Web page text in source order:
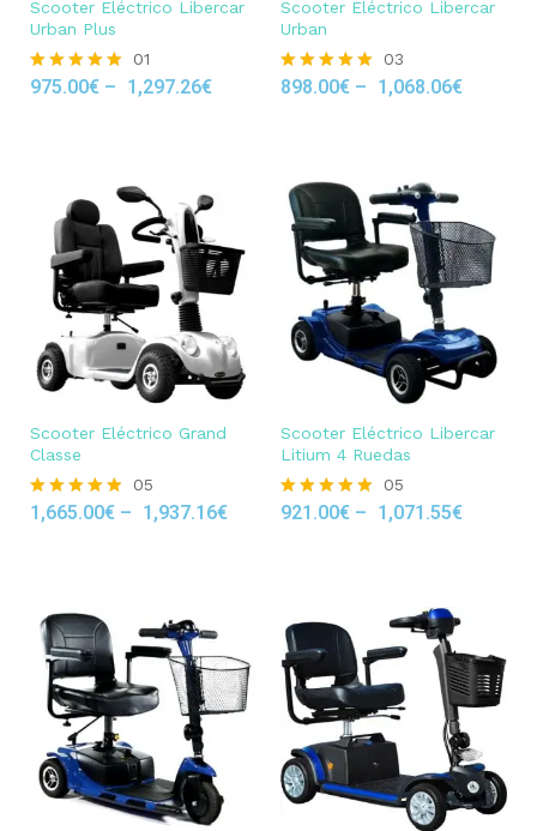
Scooter Eléctrico Libercar
Urban Plus
Rated
01
975.00€ – 1,297.26€
Scooter Eléctrico Libercar
Urban
Rated
03
898.00€ – 1,068.06€
Scooter Eléctrico Grand
Classe
Rated
05
1,665.00€ – 1,937.16€
Scooter Eléctrico Libercar
Litium 4 Ruedas
Rated
05
921.00€ – 1,071.55€